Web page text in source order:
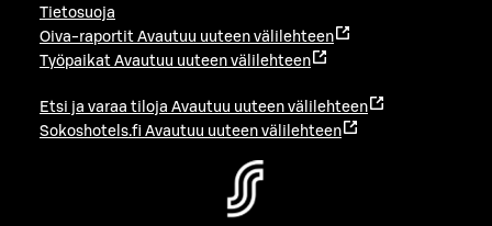
Tietosuoja
Oiva-raportit Avautuu uuteen välilehteen
Työpaikat Avautuu uuteen välilehteen
Etsi ja varaa tiloja Avautuu uuteen välilehteen
Sokoshotels.fi Avautuu uuteen välilehteen